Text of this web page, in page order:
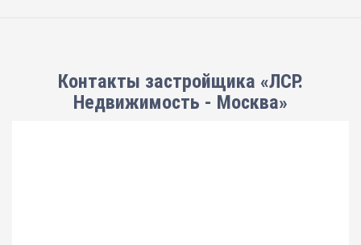
Контакты застройщика «ЛСР.
Недвижимость - Москва»